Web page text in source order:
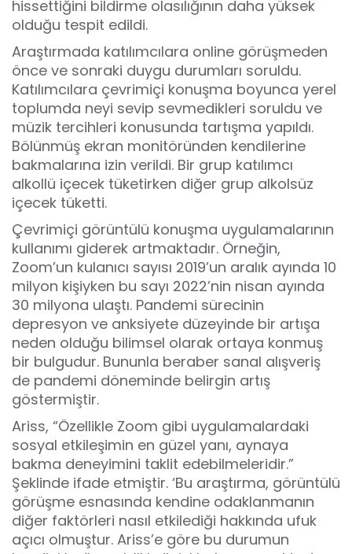
hissettiğini bildirme olasılığının daha yüksek
olduğu tespit edildi.
Araştırmada katılımcılara online görüşmeden
önce ve sonraki duygu durumları soruldu.
Katılımcılara çevrimiçi konuşma boyunca yerel
toplumda neyi sevip sevmedikleri soruldu ve
müzik tercihleri konusunda tartışma yapıldı.
Bölünmüş ekran monitöründen kendilerine
bakmalarına izin verildi. Bir grup katılımcı
alkollü içecek tüketirken diğer grup alkolsüz
içecek tüketti.
Çevrimiçi görüntülü konuşma uygulamalarının
kullanımı giderek artmaktadır. Örneğin,
Zoom’un kulanıcı sayısı 2019’un aralık ayında 10
milyon kişiyken bu sayı 2022’nin nisan ayında
30 milyona ulaştı. Pandemi sürecinin
depresyon ve anksiyete düzeyinde bir artışa
neden olduğu bilimsel olarak ortaya konmuş
bir bulgudur. Bununla beraber sanal alışveriş
de pandemi döneminde belirgin artış
göstermiştir.
Ariss, “Özellikle Zoom gibi uygulamalardaki
sosyal etkileşimin en güzel yanı, aynaya
bakma deneyimini taklit edebilmeleridir.”
Şeklinde ifade etmiştir. ‘Bu araştırma, görüntülü
görüşme esnasında kendine odaklanmanın
diğer faktörleri nasıl etkilediği hakkında ufuk
açıcı olmuştur. Ariss’e göre bu durumun